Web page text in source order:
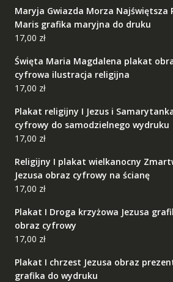
Maryja Gwiazda Morza Najświętsza
Maris grafika maryjna do druku
17,00 zł
Święta Maria Magdalena plakat
cyfrowa ilustracja religijna
17,00 zł
Plakat religijny I Jezus i
cyfrowy do samodzielnego wydruku
17,00 zł
Religijny I plakat wielkanocny
Jezusa obraz cyfrowy na ścianę
17,00 zł
Plakat I Droga krzyżowa Jezusa
obraz cyfrowy
17,00 zł
Plakat I chrzest Jezusa obraz
grafika do wydruku